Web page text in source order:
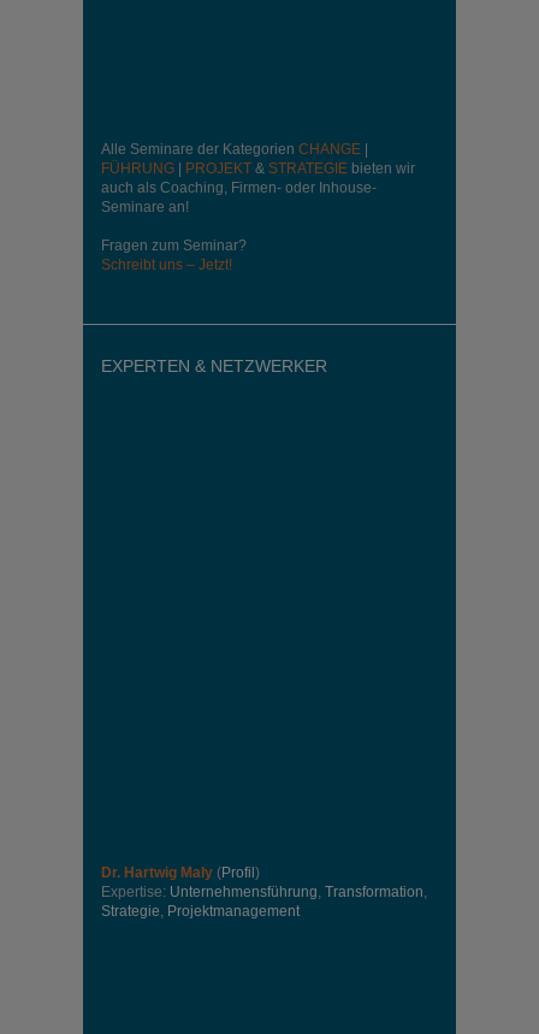
Alle Seminare der Kategorien CHANGE
FÜHRUNG
PROJEKT & STRATEGIE bieten wir
auch als Coaching, Firmen- oder Inhouse-
Seminare an!
Fragen zum Seminar?
Schreibt uns – Jetzt!
EXPERTEN & NETZWERKER
Dr. Hartwig Maly (Profil )
Expertise: Unternehmensführung, Transformation,
Strategie, Projektmanagement